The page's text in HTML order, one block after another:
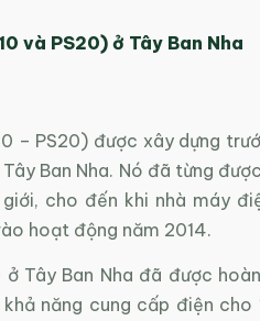
và PS20) ở Tây Ban Nha
– PS20) được xây dựng
Ban Nha. Nó đã từng
cho đến khi nhà máy
hoạt động năm 2014.
Tây Ban Nha đã được
năng cung cấp điện cho